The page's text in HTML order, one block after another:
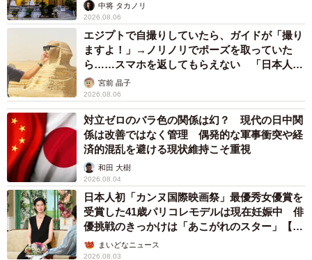
を比較的容易に探知・封鎖することができた。そのため、
日本海側に位置する舞鶴（京都府）や大湊（青森県）の自
衛隊基地は、主に北朝鮮の弾道ミサイルやロシア海軍への
警戒に主眼を置いてきた。
中国が豆満江を抜けて日本海に常時出入りできるルート
を確保すれば、日米の防衛網の隙を突く形で、中国の潜水
艦や水上艦艇が日本海国内へダイレクトに進出可能とな
る。これにより、これまで比較的安全とされていた日本の
「裏側（日本海側）」が、台湾有事の懸念に揺れる東シナ
海や太平洋側と同様に、中国の軍事的圧力に直接晒される
最前線へと一変することになる。特に日本海は平均水深が
深く、潜水艦が身を隠すのに最適な海域である。ここに中
国の潜水艦が常駐する事態となれば、海上自衛隊は日本海
中将 タカノリ
2026.08.06
エジプトで自撮りしていたら、ガイドが「撮り
ますよ！」→ノリノリでポーズを取っていた
ら……スマホを返してもらえない 「日本人は
カモ代表かも」「私は6時間で3万円払った」
宮前 晶子
2026.08.06
対立ゼロのバラ色の関係は幻？ 現代の日中関
係は改善ではなく管理 偶発的な軍事衝突や経
済的混乱を避ける現状維持こそ重視
和田 大樹
2026.08.04
日本人初「カンヌ国際映画祭」最優秀女優賞を
受賞した41歳パリコレモデルは現在妊娠中 俳
優挑戦のきっかけは「あこがれのスター」【徹
子の部屋】
まいどなニュース
2026.08.03